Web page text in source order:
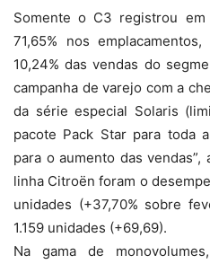
Somente o C3 registrou
71,65% nos
10,24% das vendas do
campanha de varejo com a
da série especial Solaris
pacote Pack Star para toda
para o aumento das
linha Citroën foram o
unidades (+37,70% sobre
1.159 unidades (+69,69).
Na gama de